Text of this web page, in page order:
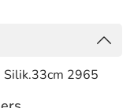
Silik.33cm 2965